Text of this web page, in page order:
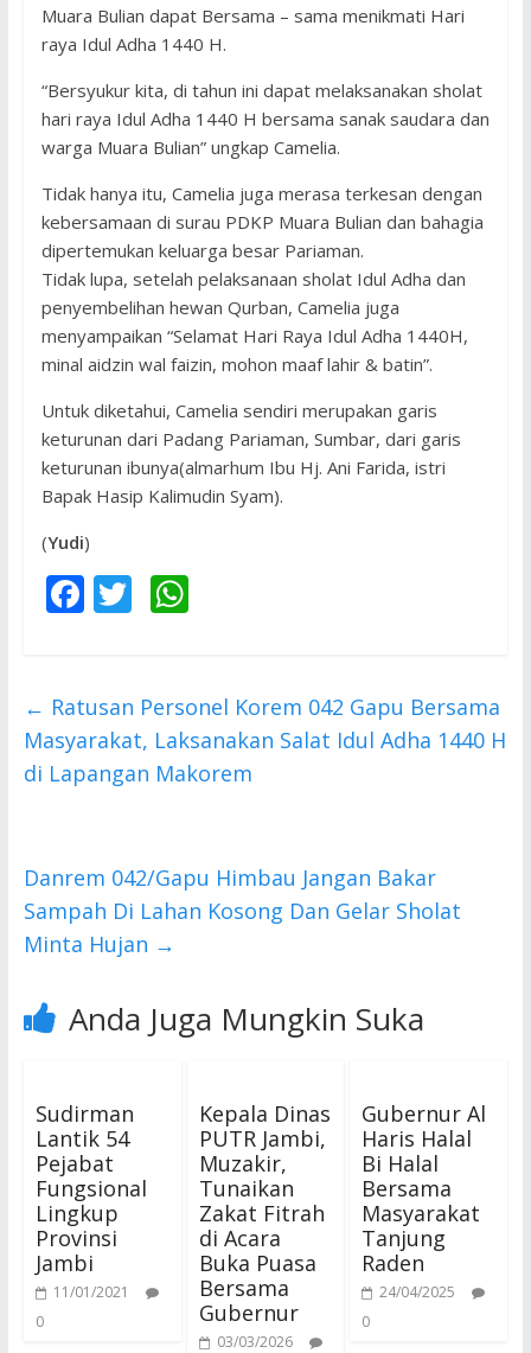
Muara Bulian dapat Bersama – sama menikmati Hari
raya Idul Adha 1440 H.
“Bersyukur kita, di tahun ini dapat melaksanakan sholat
hari raya Idul Adha 1440 H bersama sanak saudara dan
warga Muara Bulian” ungkap Camelia.
Tidak hanya itu, Camelia juga merasa terkesan dengan
kebersamaan di surau PDKP Muara Bulian dan bahagia
dipertemukan keluarga besar Pariaman.
Tidak lupa, setelah pelaksanaan sholat Idul Adha dan
penyembelihan hewan Qurban, Camelia juga
menyampaikan “Selamat Hari Raya Idul Adha 1440H,
minal aidzin wal faizin, mohon maaf lahir & batin”.
Untuk diketahui, Camelia sendiri merupakan garis
keturunan dari Padang Pariaman, Sumbar, dari garis
keturunan ibunya(almarhum Ibu Hj. Ani Farida, istri
Bapak Hasip Kalimudin Syam).
(Yudi)
F
b
o
o
T
er
W
s
A
p
← Ratusan Personel Korem 042 Gapu Bersama
Masyarakat, Laksanakan Salat Idul Adha 1440 H
di Lapangan Makorem
Danrem 042/Gapu Himbau Jangan Bakar
Sampah Di Lahan Kosong Dan Gelar Sholat
Minta Hujan →
Anda Juga Mungkin Suka
Sudirman
Lantik 54
Pejabat
Fungsional
Lingkup
Provinsi
Jambi
11/01/2021
0
Kepala Dinas
PUTR Jambi,
Muzakir,
Tunaikan
Zakat Fitrah
di Acara
Buka Puasa
Bersama
Gubernur
03/03/2026
Gubernur Al
Haris Halal
Bi Halal
Bersama
Masyarakat
Tanjung
Raden
24/04/2025
0